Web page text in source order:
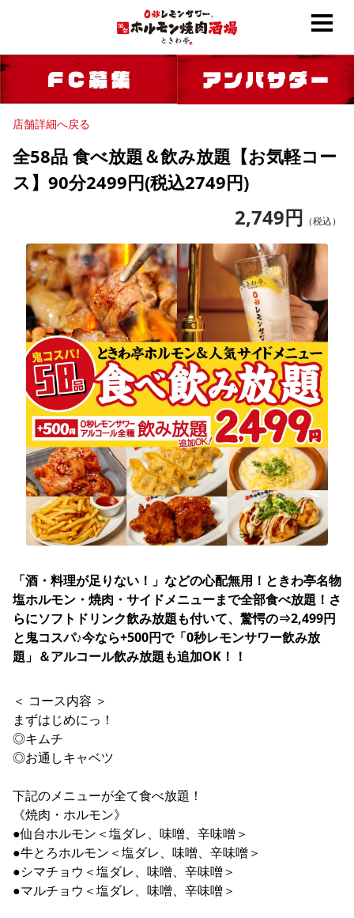
店舗詳細へ戻る
全58品 食べ放題＆飲み放題【お気軽コー
ス】90分2499円(税込2749円)
2,749円 （税込）
「酒・料理が足りない！」などの心配無用！ときわ亭名物
塩ホルモン・焼肉・サイドメニューまで全部食べ放題！さ
らにソフトドリンク飲み放題も付いて、驚愕の⇒2,499円
と鬼コスパ♪今なら+500円で「0秒レモンサワー飲み放
題」＆アルコール飲み放題も追加OK！！
＜ コース内容 ＞
まずはじめにっ！
◎キムチ
◎お通しキャベツ
下記のメニューが全て食べ放題！
《焼肉・ホルモン》
●仙台ホルモン＜塩ダレ、味噌、辛味噌＞
●牛とろホルモン＜塩ダレ、味噌、辛味噌＞
●シマチョウ＜塩ダレ、味噌、辛味噌＞
●マルチョウ＜塩ダレ、味噌、辛味噌＞